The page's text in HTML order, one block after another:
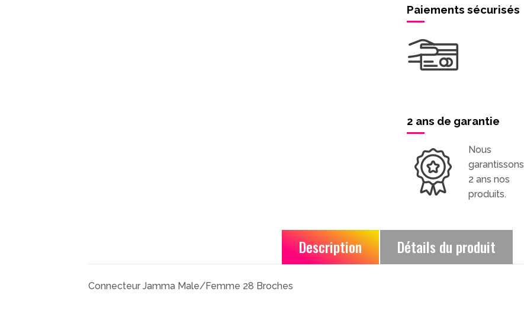
Paiements sécurisés
2 ans de garantie
Nous
garantissons
2 ans nos
produits.
Description Détails du produit
Connecteur Jamma Male/Femme 28 Broches